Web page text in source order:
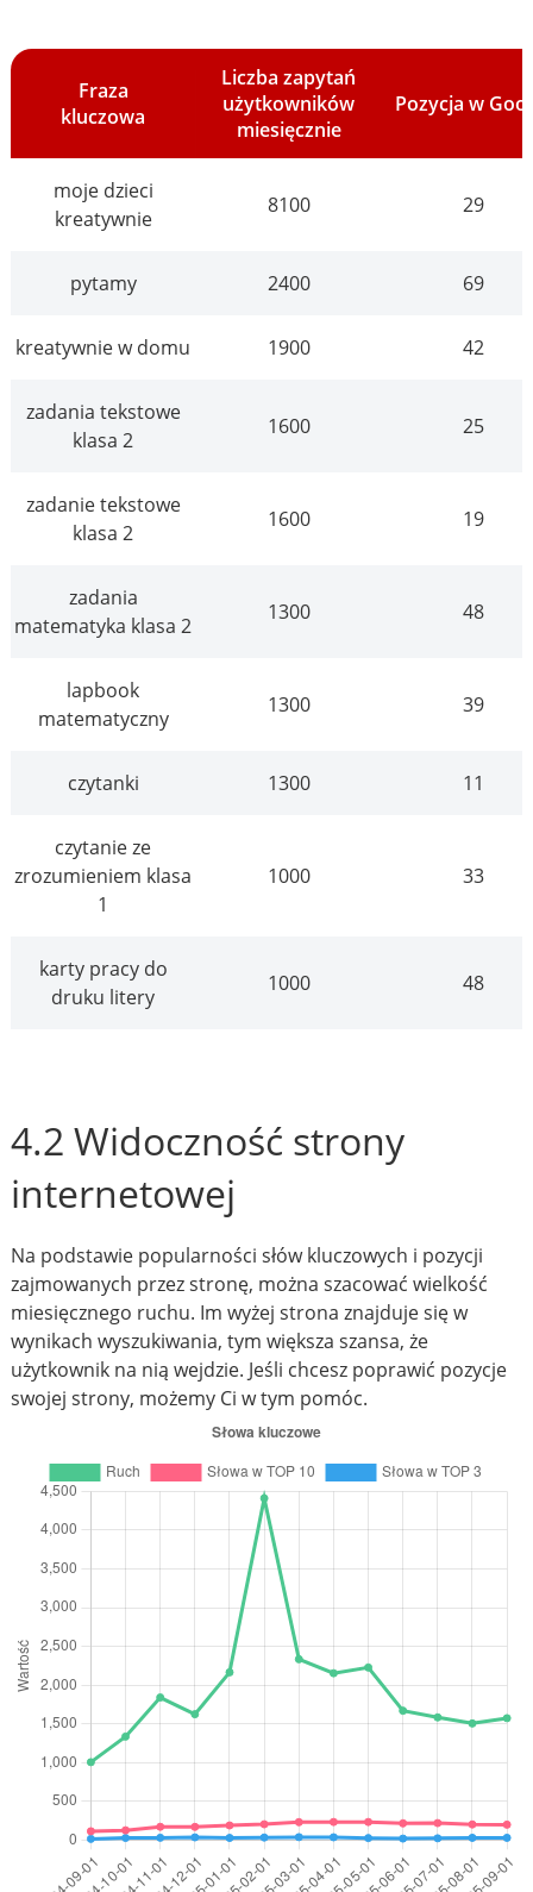
Fraza
kluczowa
Liczba zapytań
użytkowników
miesięcznie
Pozycja w
moje dzieci
kreatywnie
8100 29
pytamy 2400 69
kreatywnie w domu 1900 42
zadania tekstowe
klasa 2
1600 25
zadanie tekstowe
klasa 2
1600 19
zadania
matematyka klasa 2
1300 48
lapbook
matematyczny
1300 39
czytanki 1300 11
czytanie ze
zrozumieniem klasa
1
1000 33
karty pracy do
druku litery
1000 48
4.2 Widoczność strony
internetowej
Na podstawie popularności słów kluczowych i pozycji
zajmowanych przez stronę, można szacować wielkość
miesięcznego ruchu. Im wyżej strona znajduje się w
wynikach wyszukiwania, tym większa szansa, że
użytkownik na nią wejdzie. Jeśli chcesz poprawić pozycje
swojej strony, możemy Ci w tym pomóc.